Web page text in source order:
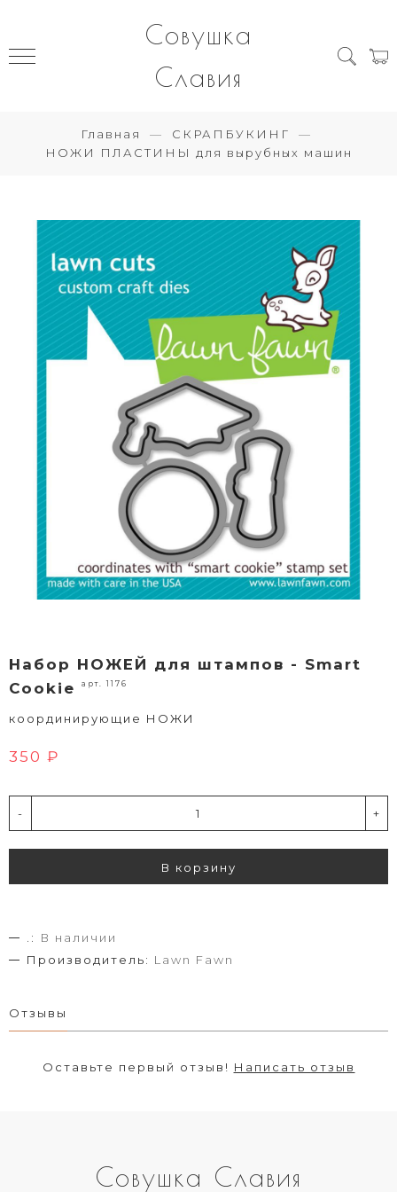
Совушка
Славия
Главная
СКРАПБУКИНГ
НОЖИ ПЛАСТИНЫ для вырубных машин
Набор НОЖЕЙ для штампов - Smart
Cookie
арт. 1176
координирующие НОЖИ
350 ₽
- +
В корзину
.:
В наличии
Производитель: Lawn Fawn
Отзывы
Оставьте первый отзыв! Написать отзыв
Совушка Славия